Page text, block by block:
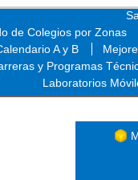
de Colegios por Zonas
A y B
y Programas
Laboratorios